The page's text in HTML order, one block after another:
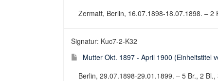
Zermatt, Berlin, 16.07.1898-18.07.1898. – 2
Signatur: Kuc7-2-K32
Mutter Okt. 1897 - April 1900 (Einheitstitel
Berlin, 29.07.1898-29.01.1899. – 5 Br., 2